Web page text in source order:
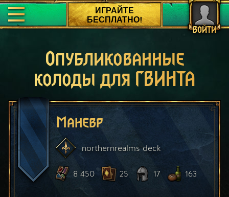
ВОЙТИ
ИГРАЙТЕ
БЕСПЛАТНО!
Опубликованные
колоды для ГВИНТА
Маневр
northernrealmsdeck
8 450 25 17 163